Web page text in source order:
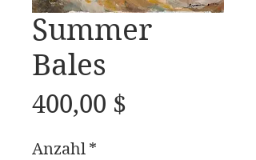
Summer
Bales
400,00 $
Anzahl *